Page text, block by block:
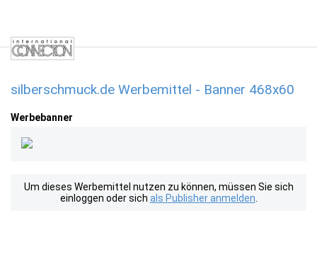
silberschmuck.de Werbemittel - Banner 468x60
Werbebanner
Um dieses Werbemittel nutzen zu können, müssen Sie sich
einloggen oder sich als Publisher anmelden